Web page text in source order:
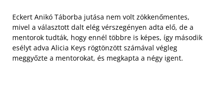
Eckert Anikó Táborba jutása nem volt zökkenőmentes,
mivel a választott dalt elég vérszegényen adta elő, de a
mentorok tudták, hogy ennél többre is képes, így második
esélyt adva Alicia Keys rögtönzött számával végleg
meggyőzte a mentorokat, és megkapta a négy igent.